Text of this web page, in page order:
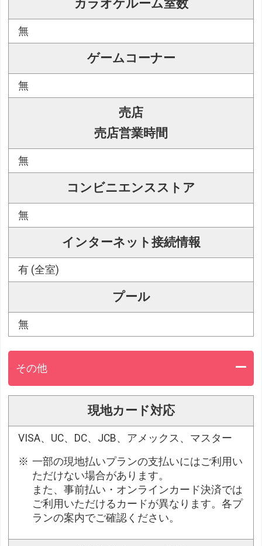
カラオケルーム室数
無
ゲームコーナー
無
売店
売店営業時間
無
コンビニエンスストア
無
インターネット接続情報
有 (全室)
プール
無
その他
現地カード対応
VISA、UC、DC、JCB、アメックス、マスター
一部の現地払いプランの支払いにはご利用い
ただけない場合があります。
また、事前払い・オンラインカード決済では
ご利用いただけるカードが異なります。各プ
ランの案内でご確認ください。